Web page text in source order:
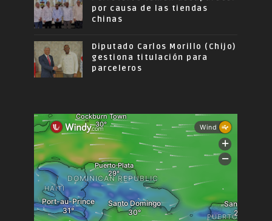
por causa de las tiendas
chinas
Diputado Carlos Morillo (Chijo)
gestiona titulación para
parceleros